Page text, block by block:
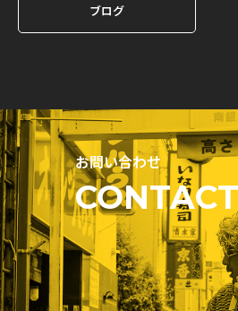
ブログ
お問い合わせ
CONTACT